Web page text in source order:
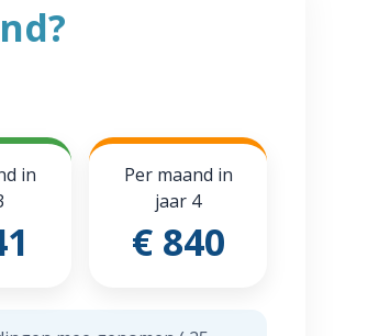
in
Per maand in
jaar 4
€ 840